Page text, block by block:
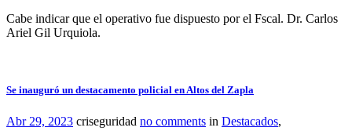
Cabe indicar que el operativo fue dispuesto por el Fscal. Dr. Carlos
Ariel Gil Urquiola.
Se inauguró un destacamento policial en Altos del Zapla
Abr 29, 2023 criseguridad no comments in Destacados,